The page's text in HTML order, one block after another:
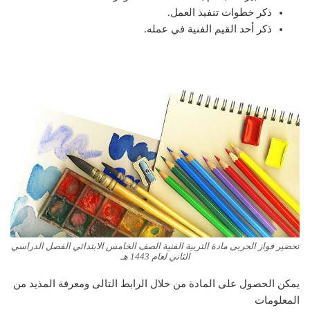
ذكر خطوات تنفيذ العمل.
ذكر أحد القيم الفنية في عمله.
تحضير فواز الحربى مادة التربية الفنية الصف الخامس الابتدائي الفصل الدراسي
الثاني لعام 1443 هـ
يمكن الحصول على المادة من خلال الرابط التالى ومعرفة المذيد من
المعلومات